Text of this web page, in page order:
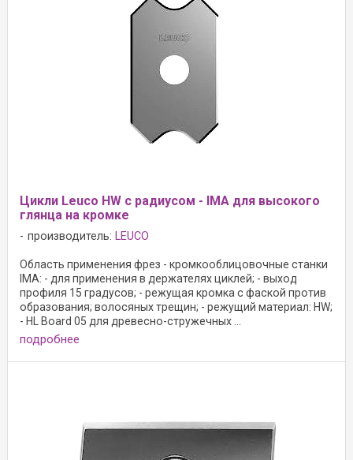
Цикли Leuco HW с радиусом - IMA для высокого
глянца на кромке
производитель: LEUCO
Область применения фрез - кромкооблицовочные станки
IMA: - для применения в держателях циклей; - выход
профиля 15 градусов; - режущая кромка с фаской против
образования; волосяных трещин; - режущий материал: HW;
- HL Board 05 для древесно-стружечных ...
подробнее